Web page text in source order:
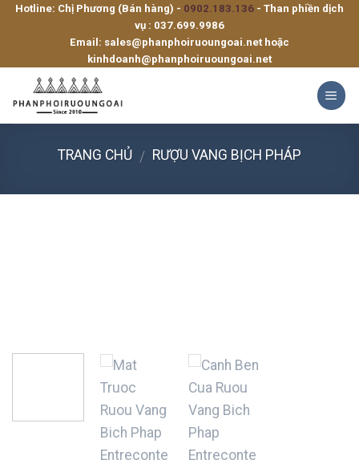
SkipHotline: Chị Phương (Bán hàng) - 0902.183.136 - Than phiền dịch
vụ : 037.699.9986
Email: sales@phanphoiruoungoai.net hoặc
kinhdoanh@phanphoiruoungoai.net
TRANG CHỦ / RƯỢU VANG BỊCH PHÁP